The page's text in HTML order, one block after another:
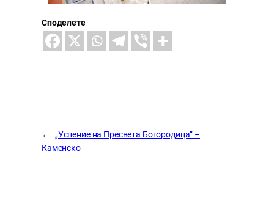
Споделете
←
„Успение на Пресвета Богородица“ –
Каменско